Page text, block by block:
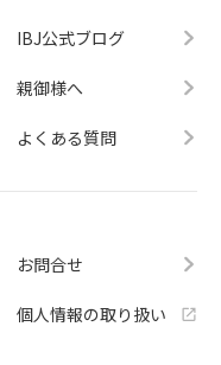
IBJ公式ブログ
親御様へ
よくある質問
お問合せ
個人情報の取り扱い